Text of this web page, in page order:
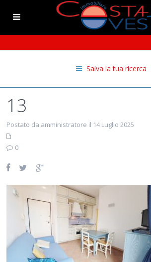
Salva la tua ricerca
13
Postato da amministratore il 14 Luglio 2025
0